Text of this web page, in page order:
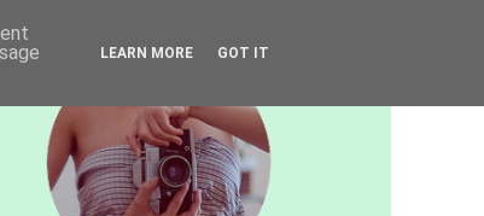
LEARN MORE GOT IT